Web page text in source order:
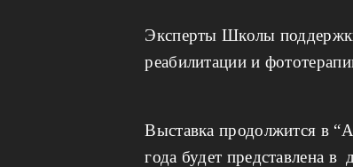
Эксперты Школы
реабилитации и
Выставка продолжится в
года будет представлена